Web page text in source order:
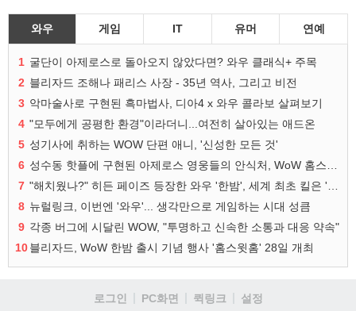
와우 게임 IT 유머 연예
1 굴단이 아제로스로 돌아오지 않았다면? 와우 클래식+ 주목
2 블리자드 조해나 패리스 사장 - 35년 역사, 그리고 비전
3 악마술사로 구현된 흑마법사, 디아4 x 와우 콜라보 살펴보기
4 "모두에게 공평한 환경"이라더니...여전히 살아있는 애드온
5 성기사에 취하는 WOW 단편 애니, '신성한 모든 것'
6
성수동 핫플에 구현된 아제로스 영웅들의 안식처, WoW 홈스윗홈
7
"해치웠나?" 히든 페이즈 등장한 와우 '한밤', 세계 최초 킬은 '팀 리퀴드'
8 뉴럴링크, 이번엔 '와우'... 생각만으로 게임하는 시대 성큼
9 각종 버그에 시달린 WOW, "투명하고 신속한 소통과 대응 약속"
10블리자드, WoW 한밤 출시 기념 행사 '홈스윗홈' 28일 개최
로그인 PC화면 퀵링크
설정